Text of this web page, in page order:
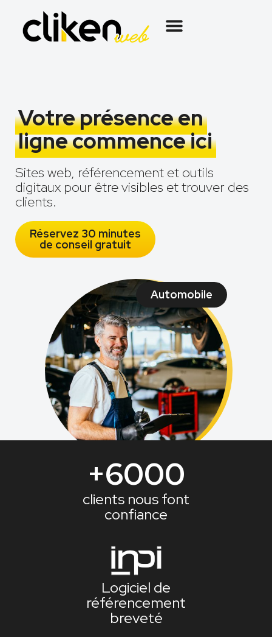
Votre présence en
ligne commence ici
Sites web, référencement et outils
digitaux pour être visibles et trouver des
clients.
Réservez 30 minutes
de conseil gratuit
Automobile
+6000
clients nous font
confiance
Logiciel de
référencement
breveté